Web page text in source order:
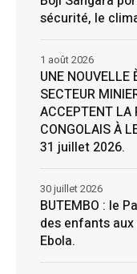
sécurité, le
UNE NOUVELLE
SECTEUR
ACCEPTENT LA
CONGOLAIS À
31 juillet 2026.
1 août 2026
BUTEMBO : le
des enfants
Ebola.
30 juillet 2026